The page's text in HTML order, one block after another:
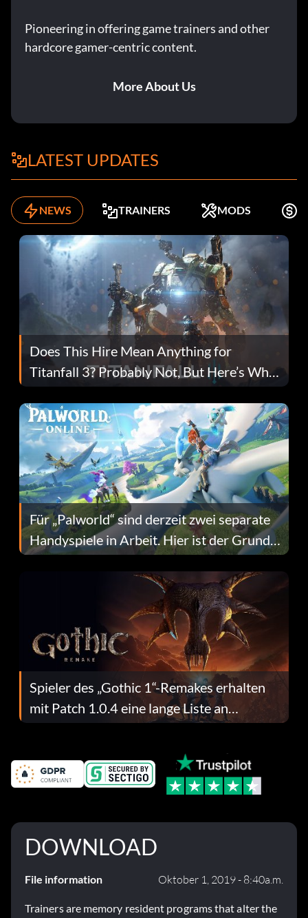
Pioneering in offering game trainers and other
hardcore gamer-centric content.
More About Us
LATEST UPDATES
NEWS TRAINERS MODS
Does This Hire Mean Anything for
Titanfall 3? Probably Not, But Here’s Why
Fans Are Hopeful
Für „Palworld“ sind derzeit zwei separate
Handyspiele in Arbeit. Hier ist der Grund
dafür.
Spieler des „Gothic 1“-Remakes erhalten
mit Patch 1.0.4 eine lange Liste an
Fehlerbehebungen
DOWNLOAD
File information Oktober 1, 2019 - 8:40a.m.
Trainers are memory resident programs that alter the